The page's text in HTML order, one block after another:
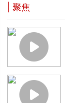
| 聚焦